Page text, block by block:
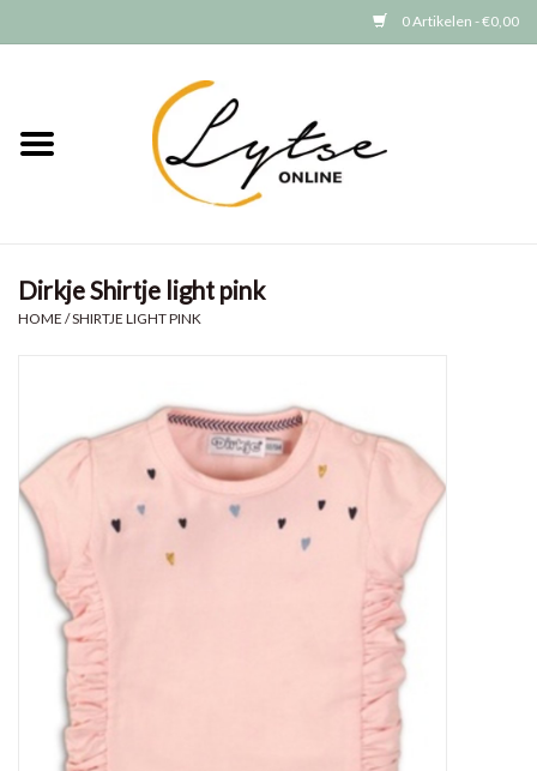
0 Artikelen - €0,00
Meisjes
GRATIS VERZENDEN (vanaf EUR
15)
Dirkje Shirtje light pink
HOME /SHIRTJE LIGHT PINK